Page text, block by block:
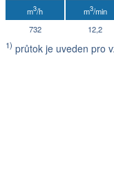
m3/h m3/min
732
12,2
1) průtok je uveden pro